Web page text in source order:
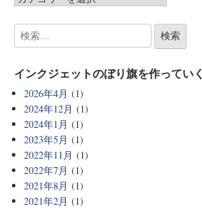
インクジェットのぼり旗を作っていく
2026年4月 (1)
2024年12月 (1)
2024年1月 (1)
2023年5月 (1)
2022年11月 (1)
2022年7月 (1)
2021年8月 (1)
2021年2月 (1)